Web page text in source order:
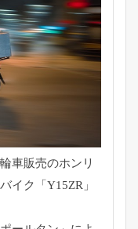
車販売のホンリ
イク「Y15ZR」